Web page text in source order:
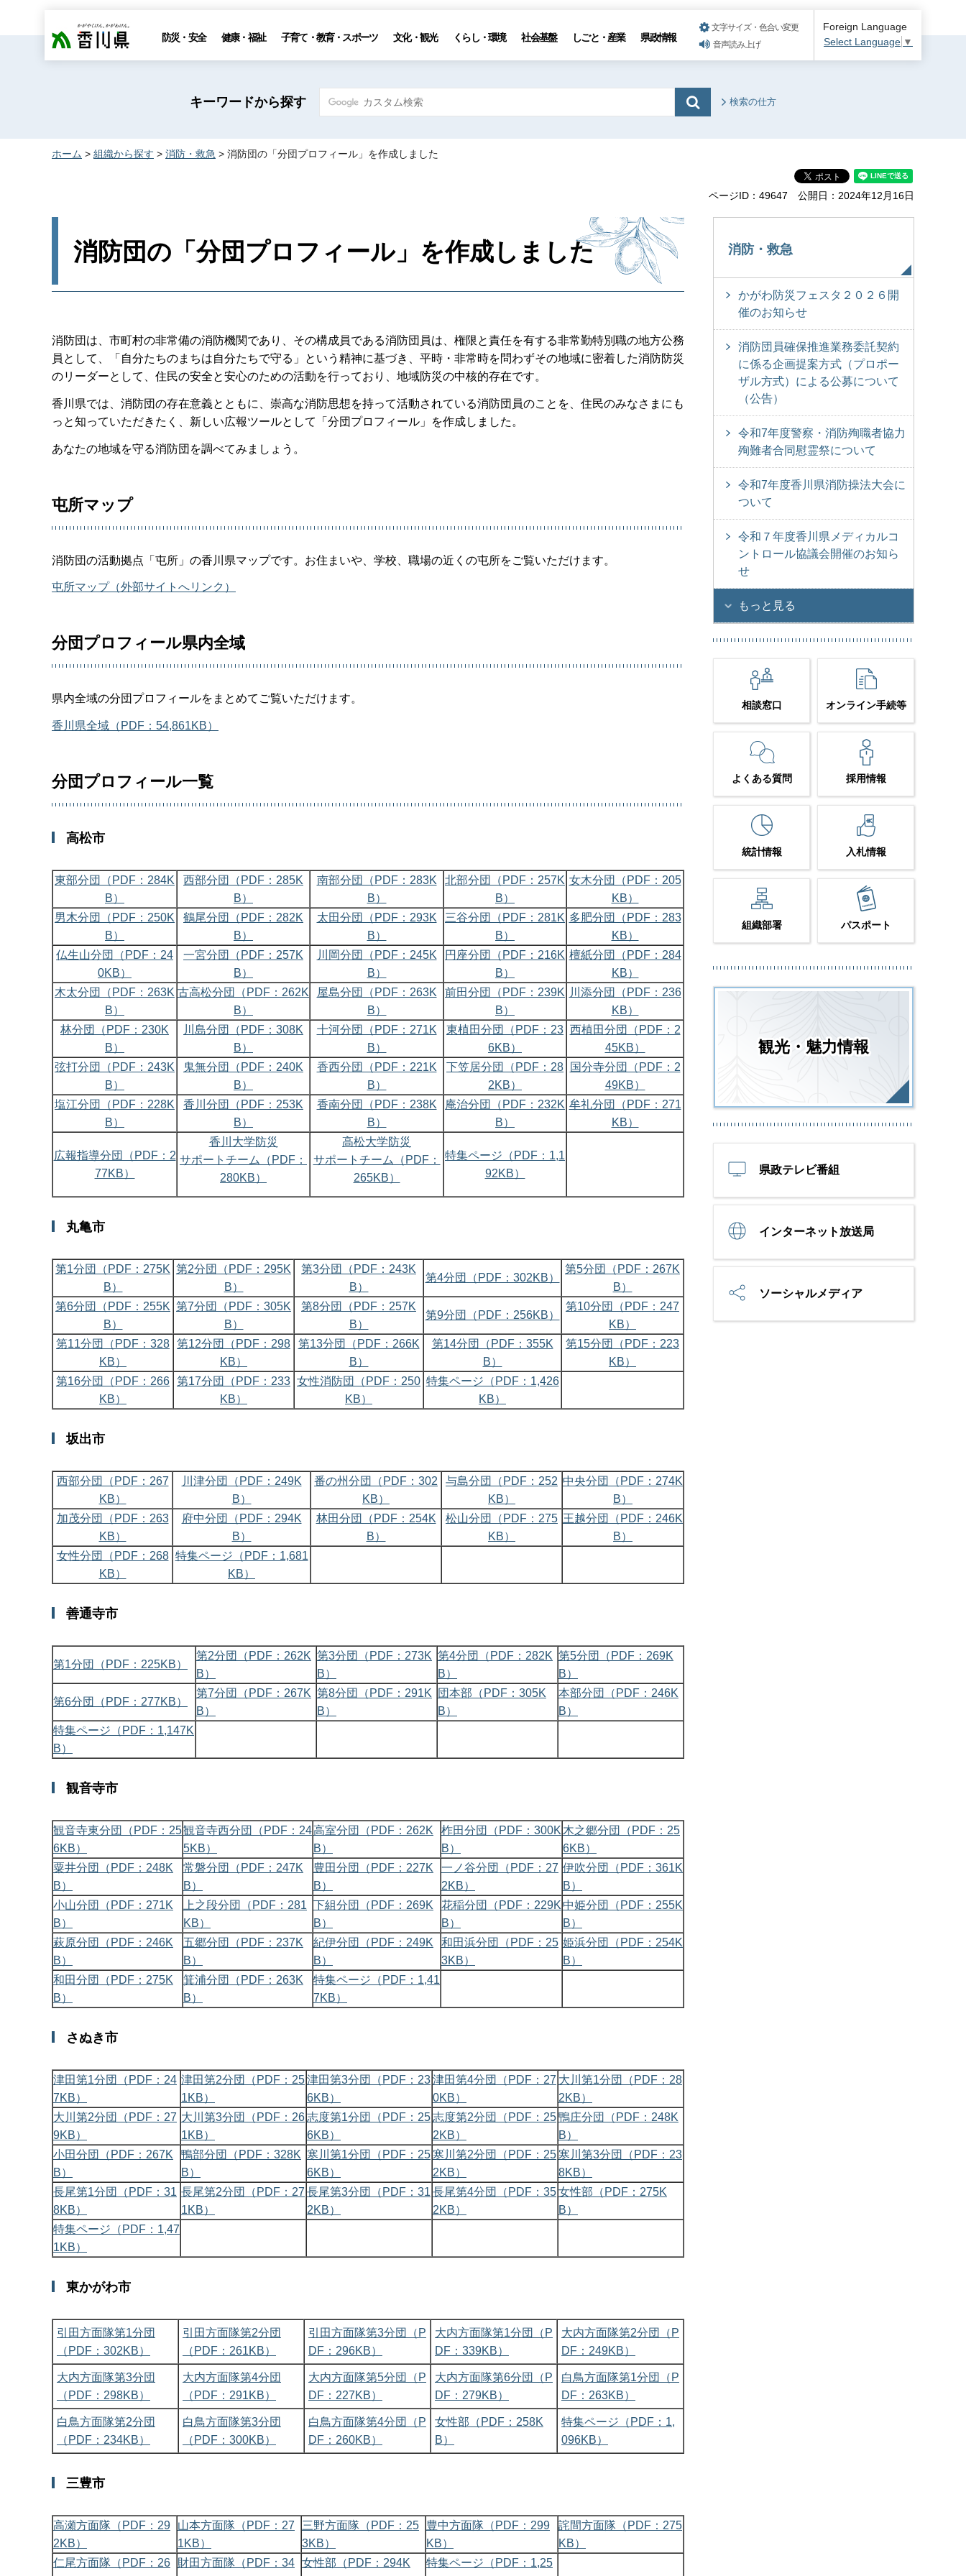
香川県 防災・安全 健康・福祉 子育て・教育・スポーツ 文化・観光 くらし・環境 社会基盤 しごと・産業 県政情報
文字サイズ・色合い変更
音声読み上げ
Foreign Language
Select Language ▼
キーワードから探す 検索の仕方
ホーム > 組織から探す > 消防・救急 > 消防団の「分団プロフィール」を作成しました
ページID：49647 公開日：2024年12月16日
消防団の「分団プロフィール」を作成しました
消防団は、市町村の非常備の消防機関であり、その構成員である消防団員は、権限と責任を有する非常勤特別職の地方公務
員として、「自分たちのまちは自分たちで守る」という精神に基づき、平時・非常時を問わずその地域に密着した消防防災
のリーダーとして、住民の安全と安心のための活動を行っており、地域防災の中核的存在です。
香川県では、消防団の存在意義とともに、崇高な消防思想を持って活動されている消防団員のことを、住民のみなさまにも
っと知っていただきたく、新しい広報ツールとして「分団プロフィール」を作成しました。
あなたの地域を守る消防団を調べてみましょう。
屯所マップ
消防団の活動拠点「屯所」の香川県マップです。お住まいや、学校、職場の近くの屯所をご覧いただけます。
屯所マップ（外部サイトへリンク）
分団プロフィール県内全域
県内全域の分団プロフィールをまとめてご覧いただけます。
香川県全域（PDF：54,861KB）
分団プロフィール一覧
高松市
東部分団（PDF：284K
B）
西部分団（PDF：285K
B）
南部分団（PDF：283K
B）
北部分団（PDF：257K
B）
女木分団（PDF：205
KB）
男木分団（PDF：250K
B）
鶴尾分団（PDF：282K
B）
太田分団（PDF：293K
B）
三谷分団（PDF：281K
B）
多肥分団（PDF：283
KB）
仏生山分団（PDF：24
0KB）
一宮分団（PDF：257K
B）
川岡分団（PDF：245K
B）
円座分団（PDF：216K
B）
檀紙分団（PDF：284
KB）
木太分団（PDF：263K
B）
古高松分団（PDF：262K
B）
屋島分団（PDF：263K
B）
前田分団（PDF：239K
B）
川添分団（PDF：236
KB）
林分団（PDF：230K
B）
川島分団（PDF：308K
B）
十河分団（PDF：271K
B）
東植田分団（PDF：23
6KB）
西植田分団（PDF：2
45KB）
弦打分団（PDF：243K
B）
鬼無分団（PDF：240K
B）
香西分団（PDF：221K
B）
下笠居分団（PDF：28
2KB）
国分寺分団（PDF：2
49KB）
塩江分団（PDF：228K
B）
香川分団（PDF：253K
B）
香南分団（PDF：238K
B）
庵治分団（PDF：232K
B）
牟礼分団（PDF：271
KB）
広報指導分団（PDF：2
77KB）
香川大学防災
サポートチーム（PDF：
280KB）
高松大学防災
サポートチーム（PDF：
265KB）
特集ページ（PDF：1,1
92KB）
丸亀市
第1分団（PDF：275K
B）
第2分団（PDF：295K
B）
第3分団（PDF：243K
B）
第4分団（PDF：302KB）
第5分団（PDF：267K
B）
第6分団（PDF：255K
B）
第7分団（PDF：305K
B）
第8分団（PDF：257K
B）
第9分団（PDF：256KB）
第10分団（PDF：247
KB）
第11分団（PDF：328
KB）
第12分団（PDF：298
KB）
第13分団（PDF：266K
B）
第14分団（PDF：355K
B）
第15分団（PDF：223
KB）
第16分団（PDF：266
KB）
第17分団（PDF：233
KB）
女性消防団（PDF：250
KB）
特集ページ（PDF：1,426
KB）
坂出市
西部分団（PDF：267
KB）
川津分団（PDF：249K
B）
番の州分団（PDF：302
KB）
与島分団（PDF：252
KB）
中央分団（PDF：274K
B）
加茂分団（PDF：263
KB）
府中分団（PDF：294K
B）
林田分団（PDF：254K
B）
松山分団（PDF：275
KB）
王越分団（PDF：246K
B）
女性分団（PDF：268
KB）
特集ページ（PDF：1,681
KB）
善通寺市
第1分団（PDF：225KB）
第2分団（PDF：262K
B）
第3分団（PDF：273K
B）
第4分団（PDF：282K
B）
第5分団（PDF：269K
B）
第6分団（PDF：277KB）
第7分団（PDF：267K
B）
第8分団（PDF：291K
B）
団本部（PDF：305K
B）
本部分団（PDF：246K
B）
特集ページ（PDF：1,147K
B）
観音寺市
観音寺東分団（PDF：25
6KB）
観音寺西分団（PDF：24
5KB）
高室分団（PDF：262K
B）
柞田分団（PDF：300K
B）
木之郷分団（PDF：25
6KB）
粟井分団（PDF：248K
B）
常磐分団（PDF：247K
B）
豊田分団（PDF：227K
B）
一ノ谷分団（PDF：27
2KB）
伊吹分団（PDF：361K
B）
小山分団（PDF：271K
B）
上之段分団（PDF：281
KB）
下組分団（PDF：269K
B）
花稲分団（PDF：229K
B）
中姫分団（PDF：255K
B）
萩原分団（PDF：246K
B）
五郷分団（PDF：237K
B）
紀伊分団（PDF：249K
B）
和田浜分団（PDF：25
3KB）
姫浜分団（PDF：254K
B）
和田分団（PDF：275K
B）
箕浦分団（PDF：263K
B）
特集ページ（PDF：1,41
7KB）
さぬき市
津田第1分団（PDF：24
7KB）
津田第2分団（PDF：25
1KB）
津田第3分団（PDF：23
6KB）
津田第4分団（PDF：27
0KB）
大川第1分団（PDF：28
2KB）
大川第2分団（PDF：27
9KB）
大川第3分団（PDF：26
1KB）
志度第1分団（PDF：25
6KB）
志度第2分団（PDF：25
2KB）
鴨庄分団（PDF：248K
B）
小田分団（PDF：267K
B）
鴨部分団（PDF：328K
B）
寒川第1分団（PDF：25
6KB）
寒川第2分団（PDF：25
2KB）
寒川第3分団（PDF：23
8KB）
長尾第1分団（PDF：31
8KB）
長尾第2分団（PDF：27
1KB）
長尾第3分団（PDF：31
2KB）
長尾第4分団（PDF：35
2KB）
女性部（PDF：275K
B）
特集ページ（PDF：1,47
1KB）
東かがわ市
引田方面隊第1分団
（PDF：302KB）
引田方面隊第2分団
（PDF：261KB）
引田方面隊第3分団（P
DF：296KB）
大内方面隊第1分団（P
DF：339KB）
大内方面隊第2分団（P
DF：249KB）
大内方面隊第3分団
（PDF：298KB）
大内方面隊第4分団
（PDF：291KB）
大内方面隊第5分団（P
DF：227KB）
大内方面隊第6分団（P
DF：279KB）
白鳥方面隊第1分団（P
DF：263KB）
白鳥方面隊第2分団
（PDF：234KB）
白鳥方面隊第3分団
（PDF：300KB）
白鳥方面隊第4分団（P
DF：260KB）
女性部（PDF：258K
B）
特集ページ（PDF：1,
096KB）
三豊市
高瀬方面隊（PDF：29
2KB）
山本方面隊（PDF：27
1KB）
三野方面隊（PDF：25
3KB）
豊中方面隊（PDF：299
KB）
詫間方面隊（PDF：275
KB）
仁尾方面隊（PDF：26
財田方面隊（PDF：34 女性部（PDF：294K
特集ページ（PDF：1,25
消防・救急
かがわ防災フェスタ２０２６開
催のお知らせ
消防団員確保推進業務委託契約
に係る企画提案方式（プロポー
ザル方式）による公募について
（公告）
令和7年度警察・消防殉職者協力
殉難者合同慰霊祭について
令和7年度香川県消防操法大会に
ついて
令和７年度香川県メディカルコ
ントロール協議会開催のお知ら
せ
もっと見る
相談窓口 オンライン手続等
よくある質問 採用情報
統計情報 入札情報
組織部署 パスポート
観光・魅力情報
県政テレビ番組
インターネット放送局
ソーシャルメディア